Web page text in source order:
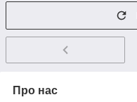
Про нас